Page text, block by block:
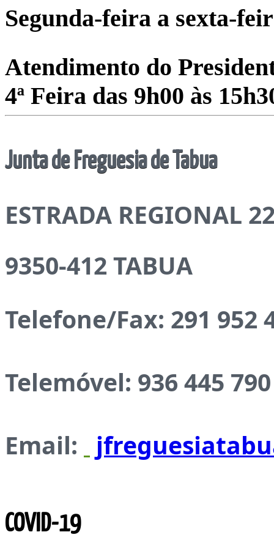
Segunda-feira a sexta-
Atendimento do
4ª Feira das 9h00 às
Junta de Freguesia de Tabua
ESTRADA REGIONAL
9350-412 TABUA
Telefone/Fax: 291 952
Telemóvel: 936 445 790
Email:
COVID-19